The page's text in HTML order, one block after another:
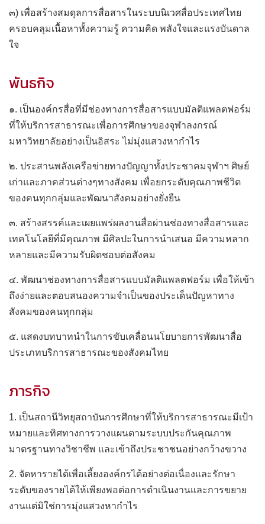
๓) เพื่อสร้างสมดุลการสื่อสารในระบบนิเวศสื่อประเทศไทย
ครอบคลุมเนื้อหาทั้งความรู้ ความคิด พลังใจและแรงบันดาล
ใจ
พันธกิจ
๑. เป็นองค์กรสื่อที่มีช่องทางการสื่อสารแบบมัลติแพลตฟอร์ม
ที่ให้บริการสาธารณะเพื่อการศึกษาของจุฬาลงกรณ์
มหาวิทยาลัยอย่างเป็นอิสระ ไม่มุ่งแสวงหากำไร
๒. ประสานพลังเครือข่ายทางปัญญาทั้งประชาคมจุฬาฯ ศิษย์
เก่าและภาคส่วนต่างๆทางสังคม เพื่อยกระดับคุณภาพชีวิต
ของคนทุกกลุ่มและพัฒนาสังคมอย่างยั่งยืน
๓. สร้างสรรค์และเผยแพร่ผลงานสื่อผ่านช่องทางสื่อสารและ
เทคโนโลยีที่มีคุณภาพ มีศิลปะในการนำเสนอ มีความหลาก
หลายและมีความรับผิดชอบต่อสังคม
๔. พัฒนาช่องทางการสื่อสารแบบมัลติแพลตฟอร์ม เพื่อให้เข้า
ถึงง่ายและตอบสนองความจำเป็นของประเด็นปัญหาทาง
สังคมของคนทุกกลุ่ม
๕. แสดงบทบาทนำในการขับเคลื่อนนโยบายการพัฒนาสื่อ
ประเภทบริการสาธารณะของสังคมไทย
ภารกิจ
1. เป็นสถานีวิทยุสถาบันการศึกษาที่ให้บริการสาธารณะมีเป้า
หมายและทิศทางการวางแผนตามระบบประกันคุณภาพ
มาตรฐานทางวิชาชีพ และเข้าถึงประชาชนอย่างกว้างขวาง
2. จัดหารายได้เพื่อเลี้ยงองค์กรได้อย่างต่อเนื่องและรักษา
ระดับของรายได้ให้เพียงพอต่อการดำเนินงานและการขยาย
งานแต่มิใช่การมุ่งแสวงหากำไร